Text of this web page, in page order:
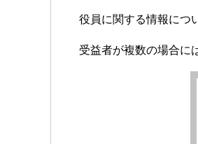
役員に関する情報につ
受益者が複数の場合に